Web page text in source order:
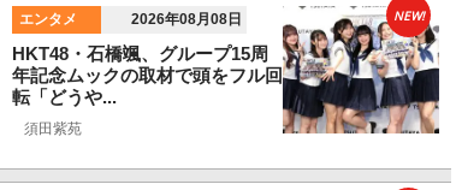
エンタメ 2026年08月08日
HKT48・石橋颯、グループ15周
年記念ムックの取材で頭をフル回
転「どうや...
須田紫苑
NEW!